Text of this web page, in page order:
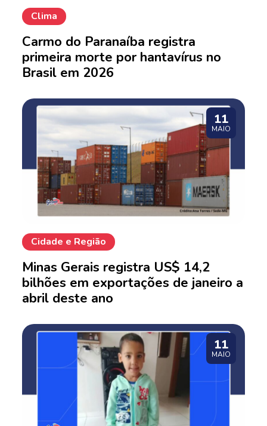
Clima
Carmo do Paranaíba registra
primeira morte por hantavírus no
Brasil em 2026
11
MAIO
Cidade e Região
Minas Gerais registra US$ 14,2
bilhões em exportações de janeiro a
abril deste ano
11
MAIO